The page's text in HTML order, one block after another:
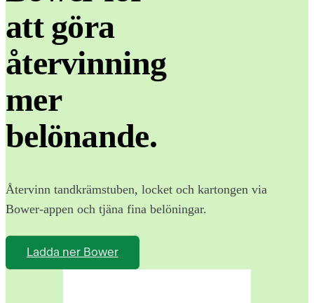
att göra
återvinning
mer
belönande.
Återvinn tandkrämstuben, locket och kartongen via
Bower-appen och tjäna fina belöningar.
Ladda ner Bower